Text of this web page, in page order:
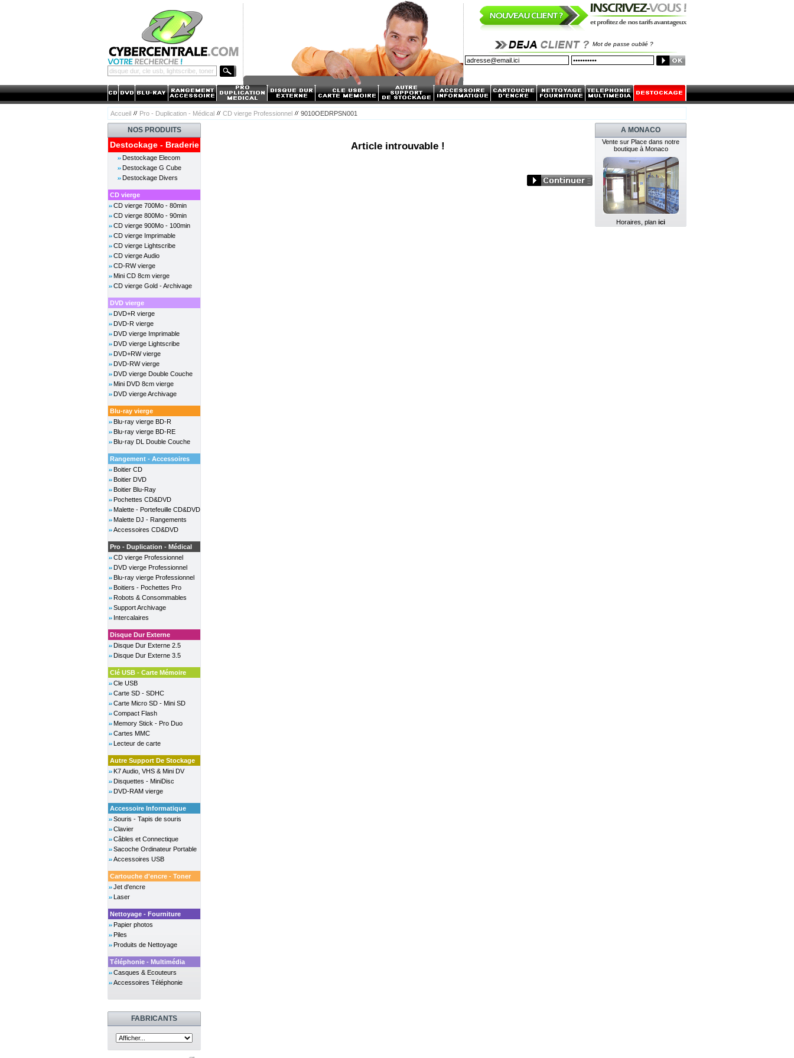
Mot de passe oublié ?
Accueil Pro - Duplication - Médical CD vierge Professionnel 9010OEDRPSN001
NOS PRODUITS
Destockage - Braderie
Destockage Elecom
Destockage G Cube
Destockage Divers
CD vierge
CD vierge 700Mo - 80min
CD vierge 800Mo - 90min
CD vierge 900Mo - 100min
CD vierge Imprimable
CD vierge Lightscribe
CD vierge Audio
CD-RW vierge
Mini CD 8cm vierge
CD vierge Gold - Archivage
DVD vierge
DVD+R vierge
DVD-R vierge
DVD vierge Imprimable
DVD vierge Lightscribe
DVD+RW vierge
DVD-RW vierge
DVD vierge Double Couche
Mini DVD 8cm vierge
DVD vierge Archivage
Blu-ray vierge
Blu-ray vierge BD-R
Blu-ray vierge BD-RE
Blu-ray DL Double Couche
Rangement - Accessoires
Boitier CD
Boitier DVD
Boitier Blu-Ray
Pochettes CD&DVD
Malette - Portefeuille CD&DVD
Malette DJ - Rangements
Accessoires CD&DVD
Pro - Duplication - Médical
CD vierge Professionnel
DVD vierge Professionnel
Blu-ray vierge Professionnel
Boitiers - Pochettes Pro
Robots & Consommables
Support Archivage
Intercalaires
Disque Dur Externe
Disque Dur Externe 2.5
Disque Dur Externe 3.5
Clé USB - Carte Mémoire
Cle USB
Carte SD - SDHC
Carte Micro SD - Mini SD
Compact Flash
Memory Stick - Pro Duo
Cartes MMC
Lecteur de carte
Autre Support De Stockage
K7 Audio, VHS & Mini DV
Disquettes - MiniDisc
DVD-RAM vierge
Accessoire Informatique
Souris - Tapis de souris
Clavier
Câbles et Connectique
Sacoche Ordinateur Portable
Accessoires USB
Cartouche d'encre - Toner
Jet d'encre
Laser
Nettoyage - Fourniture
Papier photos
Piles
Produits de Nettoyage
Téléphonie - Multimédia
Casques & Ecouteurs
Accessoires Téléphonie
FABRICANTS
Article introuvable !
A MONACO
Vente sur Place dans notre
boutique à Monaco
Horaires, plan ici